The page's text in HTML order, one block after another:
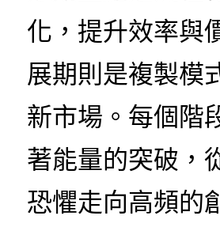
化，提升效率與
展期則是複製模
新市場。每個階
著能量的突破，
恐懼走向高頻的